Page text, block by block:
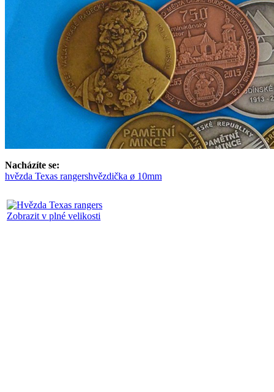
Nacházíte se:
hvězda Texas rangershvězdička ø 10mm
Zobrazit v plné velikosti